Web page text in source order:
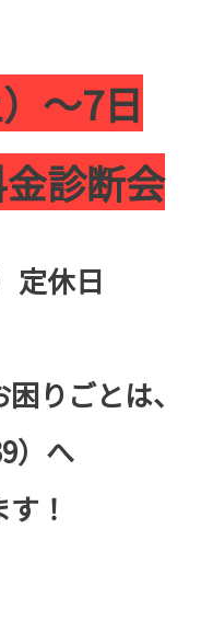
～7日
金診断会
定休日
りごとは、
）へ
！